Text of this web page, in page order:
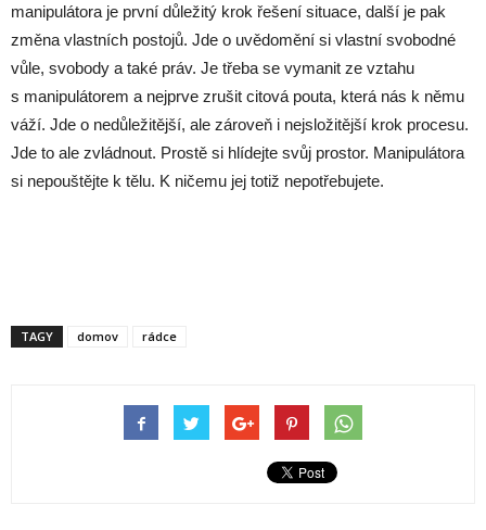
manipulátora je první důležitý krok řešení situace, další je pak
změna vlastních postojů. Jde o uvědomění si vlastní svobodné
vůle, svobody a také práv. Je třeba se vymanit ze vztahu
s manipulátorem a nejprve zrušit citová pouta, která nás k němu
váží. Jde o nedůležitější, ale zároveň i nejsložitější krok procesu.
Jde to ale zvládnout. Prostě si hlídejte svůj prostor. Manipulátora
si nepouštějte k tělu. K ničemu jej totiž nepotřebujete.
TAGY domov rádce